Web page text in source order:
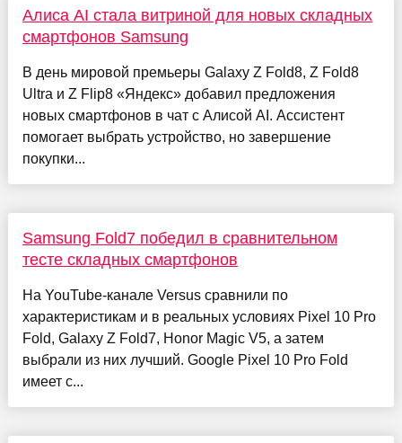
Алиса AI стала витриной для новых складных
смартфонов Samsung
В день мировой премьеры Galaxy Z Fold8, Z Fold8
Ultra и Z Flip8 «Яндекс» добавил предложения
новых смартфонов в чат с Алисой AI. Ассистент
помогает выбрать устройство, но завершение
покупки...
Samsung Fold7 победил в сравнительном
тесте складных смартфонов
На YouTube-канале Versus сравнили по
характеристикам и в реальных условиях Pixel 10 Pro
Fold, Galaxy Z Fold7, Honor Magic V5, а затем
выбрали из них лучший. Google Pixel 10 Pro Fold
имеет с...